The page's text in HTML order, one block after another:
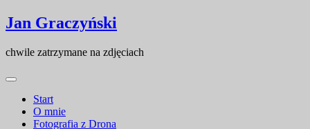
Skip
to
Skip
to
Jan Graczyński
chwile zatrzymane na zdjęciach
Start
O mnie
Fotografia z Drona